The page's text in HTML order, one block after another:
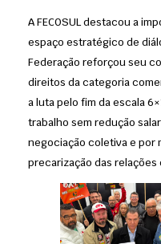
A FECOSUL destacou a
espaço estratégico de
Federação reforçou seu
direitos da categoria
a luta pelo fim da escala
trabalho sem redução
negociação coletiva e por
precarização das relações